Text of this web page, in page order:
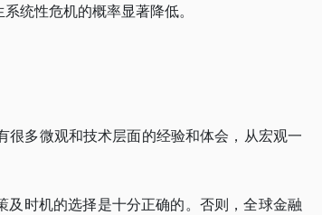
统性危机的概率显著降低。
多微观和技术层面的经验和体会，从宏观一
时机的选择是十分正确的。否则，全球金融